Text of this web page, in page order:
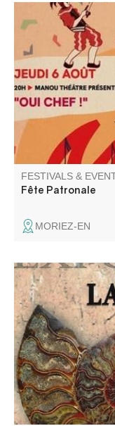
Le Comité des
dansantes,.
longue, messe,
FESTIVALS &
Fête Patronale
MORIEZ-EN
Venez découvrir
coeur d'une